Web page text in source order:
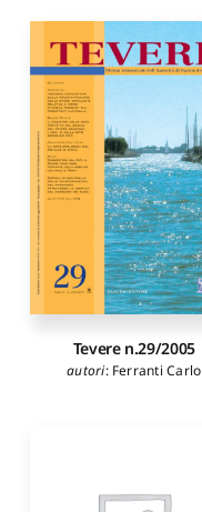
Tevere n.29/2005
autori: Ferranti Carlo